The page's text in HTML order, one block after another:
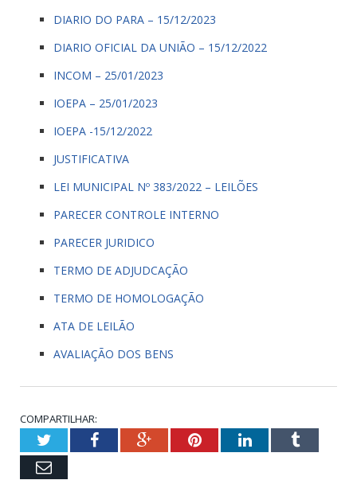
DIARIO DO PARA – 15/12/2023
DIARIO OFICIAL DA UNIÃO – 15/12/2022
INCOM – 25/01/2023
IOEPA – 25/01/2023
IOEPA -15/12/2022
JUSTIFICATIVA
LEI MUNICIPAL Nº 383/2022 – LEILÕES
PARECER CONTROLE INTERNO
PARECER JURIDICO
TERMO DE ADJUDCAÇÃO
TERMO DE HOMOLOGAÇÃO
ATA DE LEILÃO
AVALIAÇÃO DOS BENS
COMPARTILHAR:
TwitterFacebookGoogle+PinterestLinkedInTumblr
Email